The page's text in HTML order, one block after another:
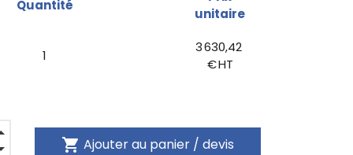
Quantité
unitaire
1
3 630,42
€ HT
shopping_cart Ajouter au panier / devis